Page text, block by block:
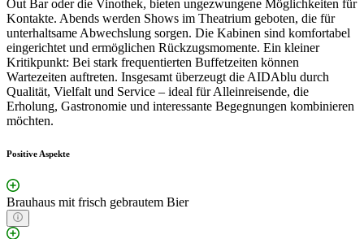
Out Bar oder die Vinothek, bieten ungezwungene Möglichkeiten für
Kontakte. Abends werden Shows im Theatrium geboten, die für
unterhaltsame Abwechslung sorgen. Die Kabinen sind komfortabel
eingerichtet und ermöglichen Rückzugsmomente. Ein kleiner
Kritikpunkt: Bei stark frequentierten Buffetzeiten können
Wartezeiten auftreten. Insgesamt überzeugt die AIDAblu durch
Qualität, Vielfalt und Service – ideal für Alleinreisende, die
Erholung, Gastronomie und interessante Begegnungen kombinieren
möchten.
Positive Aspekte
Brauhaus mit frisch gebrautem Bier